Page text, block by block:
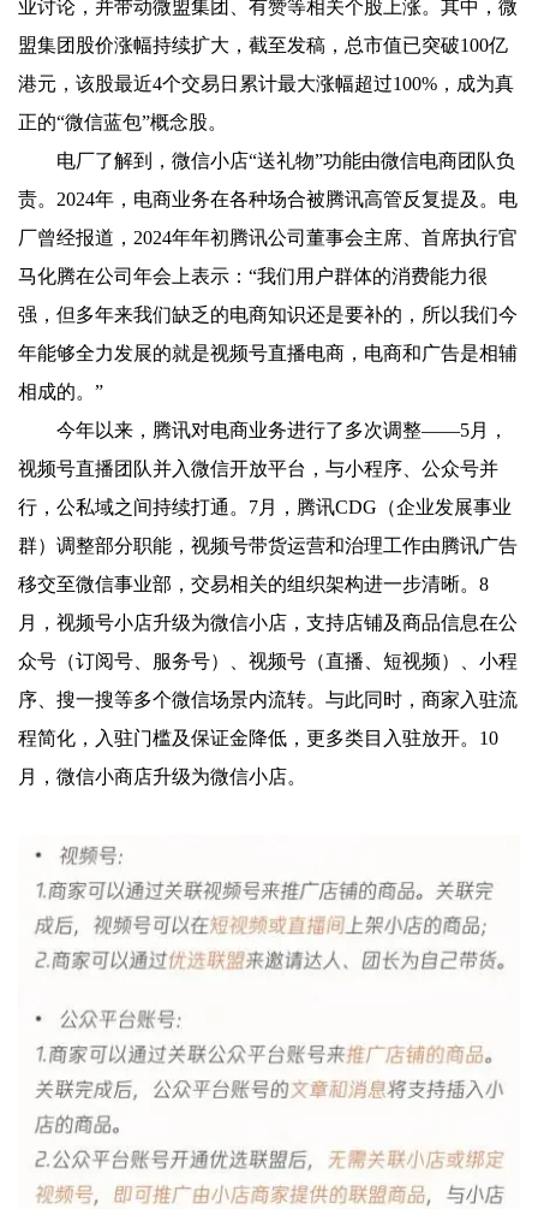
业讨论，并带动微盟集团、有赞等相关个股上涨。其中，微
盟集团股价涨幅持续扩大，截至发稿，总市值已突破100亿
港元，该股最近4个交易日累计最大涨幅超过100%，成为真
正的“微信蓝包”概念股。
电厂了解到，微信小店“送礼物”功能由微信电商团队负
责。2024年，电商业务在各种场合被腾讯高管反复提及。电
厂曾经报道，2024年年初腾讯公司董事会主席、首席执行官
马化腾在公司年会上表示：“我们用户群体的消费能力很
强，但多年来我们缺乏的电商知识还是要补的，所以我们今
年能够全力发展的就是视频号直播电商，电商和广告是相辅
相成的。”
今年以来，腾讯对电商业务进行了多次调整——5月，
视频号直播团队并入微信开放平台，与小程序、公众号并
行，公私域之间持续打通。7月，腾讯CDG（企业发展事业
群）调整部分职能，视频号带货运营和治理工作由腾讯广告
移交至微信事业部，交易相关的组织架构进一步清晰。8
月，视频号小店升级为微信小店，支持店铺及商品信息在公
众号（订阅号、服务号）、视频号（直播、短视频）、小程
序、搜一搜等多个微信场景内流转。与此同时，商家入驻流
程简化，入驻门槛及保证金降低，更多类目入驻放开。10
月，微信小商店升级为微信小店。